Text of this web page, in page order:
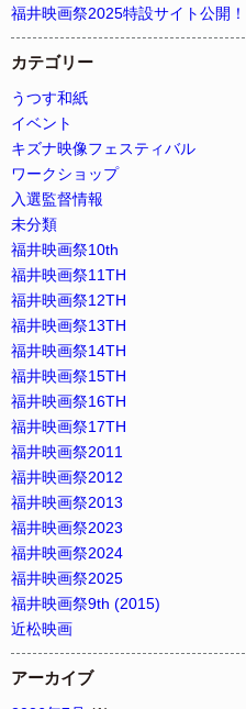
福井映画祭2025特設サイト公開！
カテゴリー
うつす和紙
イベント
キズナ映像フェスティバル
ワークショップ
入選監督情報
未分類
福井映画祭10th
福井映画祭11TH
福井映画祭12TH
福井映画祭13TH
福井映画祭14TH
福井映画祭15TH
福井映画祭16TH
福井映画祭17TH
福井映画祭2011
福井映画祭2012
福井映画祭2013
福井映画祭2023
福井映画祭2024
福井映画祭2025
福井映画祭9th (2015)
近松映画
アーカイブ